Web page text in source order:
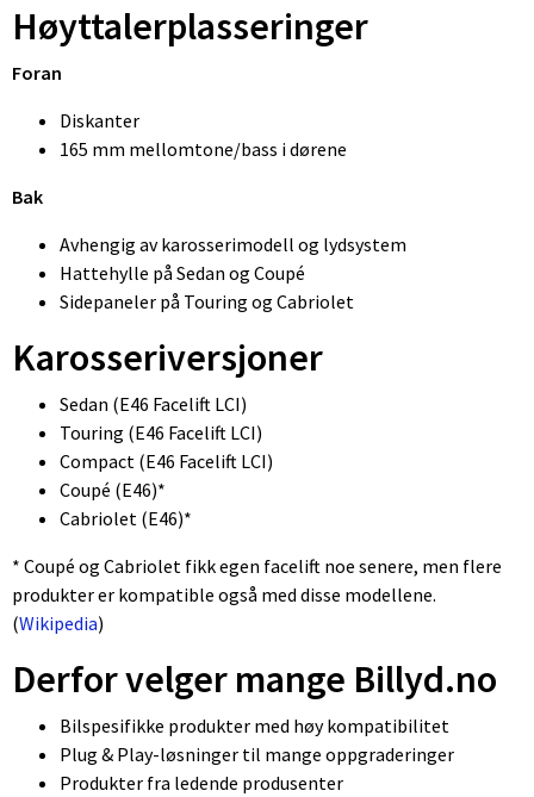
Høyttalerplasseringer
Foran
Diskanter
165 mm mellomtone/bass i dørene
Bak
Avhengig av karosserimodell og lydsystem
Hattehylle på Sedan og Coupé
Sidepaneler på Touring og Cabriolet
Karosseriversjoner
Sedan (E46 Facelift LCI)
Touring (E46 Facelift LCI)
Compact (E46 Facelift LCI)
Coupé (E46)*
Cabriolet (E46)*
* Coupé og Cabriolet fikk egen facelift noe senere, men flere
produkter er kompatible også med disse modellene.
(⁠Wikipedia)
Derfor velger mange Billyd.no
Bilspesifikke produkter med høy kompatibilitet
Plug & Play-løsninger til mange oppgraderinger
Produkter fra ledende produsenter